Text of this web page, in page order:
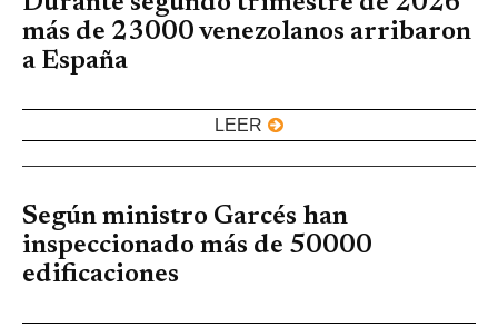
más de 23000 venezolanos arribaron
a España
LEER
Según ministro Garcés han
inspeccionado más de 50000
edificaciones